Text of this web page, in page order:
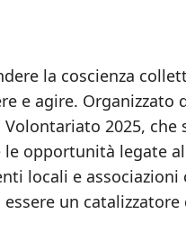
la coscienza
e agire. Organizzato
2025, che
opportunità legate
locali e associazioni
un catalizzatore